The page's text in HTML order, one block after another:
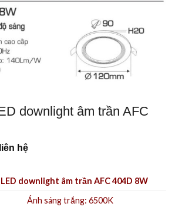
downlight âm trần AFC
hệ
downlight âm trần AFC 404D 8W
Ánh sáng trắng: 6500K